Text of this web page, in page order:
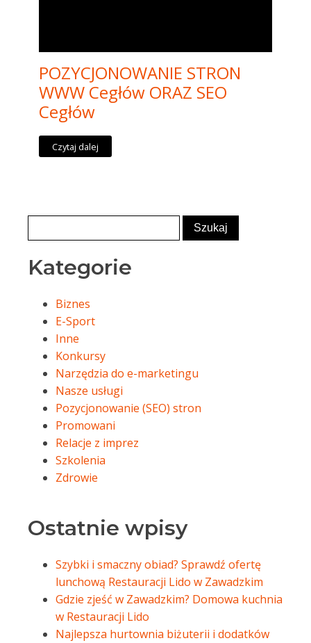
POZYCJONOWANIE STRON
WWW Cegłów ORAZ SEO
Cegłów
Czytaj dalej
Kategorie
Biznes
E-Sport
Inne
Konkursy
Narzędzia do e-marketingu
Nasze usługi
Pozycjonowanie (SEO) stron
Promowani
Relacje z imprez
Szkolenia
Zdrowie
Ostatnie wpisy
Szybki i smaczny obiad? Sprawdź ofertę
lunchową Restauracji Lido w Zawadzkim
Gdzie zjeść w Zawadzkim? Domowa kuchnia
w Restauracji Lido
Najlepsza hurtownia biżuterii i dodatków